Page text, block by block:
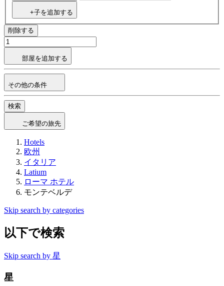
+子を追加する
削除する
部屋を追加する
その他の条件
検索
ご希望の旅先
Hotels
欧州
イタリア
Latium
ローマ ホテル
モンテベルデ
Skip search by categories
以下で検索
Skip search by 星
星